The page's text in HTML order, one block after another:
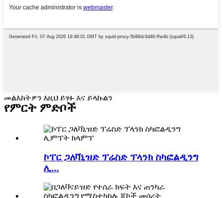
መልእክትዎን እዚህ ይፃፉ እና ይላኩልን
የምርት ምድቦች
ኮፐር ጋለቫኒዝድ ፕሬስድ ፕላንክ ስካፎልዲንግ
ሊ...